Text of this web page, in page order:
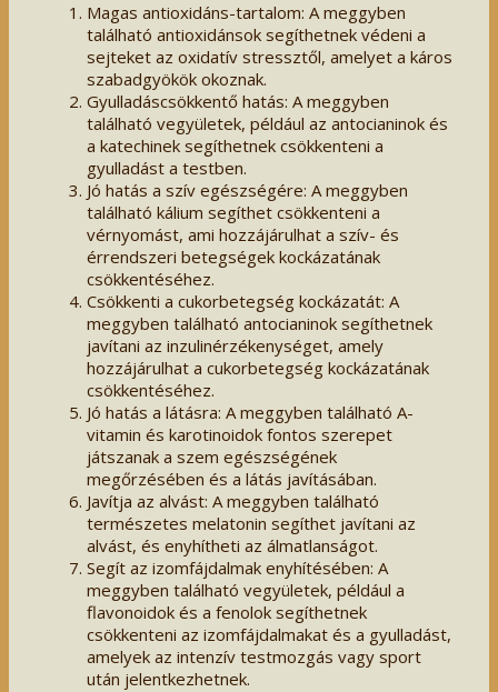
Magas antioxidáns-tartalom: A meggyben
található antioxidánsok segíthetnek védeni a
sejteket az oxidatív stressztől, amelyet a káros
szabadgyökök okoznak.
Gyulladáscsökkentő hatás: A meggyben
található vegyületek, például az antocianinok és
a katechinek segíthetnek csökkenteni a
gyulladást a testben.
Jó hatás a szív egészségére: A meggyben
található kálium segíthet csökkenteni a
vérnyomást, ami hozzájárulhat a szív- és
érrendszeri betegségek kockázatának
csökkentéséhez.
Csökkenti a cukorbetegség kockázatát: A
meggyben található antocianinok segíthetnek
javítani az inzulinérzékenységet, amely
hozzájárulhat a cukorbetegség kockázatának
csökkentéséhez.
Jó hatás a látásra: A meggyben található A-
vitamin és karotinoidok fontos szerepet
játszanak a szem egészségének
megőrzésében és a látás javításában.
Javítja az alvást: A meggyben található
természetes melatonin segíthet javítani az
alvást, és enyhítheti az álmatlanságot.
Segít az izomfájdalmak enyhítésében: A
meggyben található vegyületek, például a
flavonoidok és a fenolok segíthetnek
csökkenteni az izomfájdalmakat és a gyulladást,
amelyek az intenzív testmozgás vagy sport
után jelentkezhetnek.